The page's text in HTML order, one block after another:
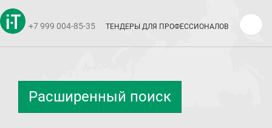
+7 999 004-85-35 ТЕНДЕРЫ ДЛЯ ПРОФЕССИОНАЛОВ
Расширенный поиск